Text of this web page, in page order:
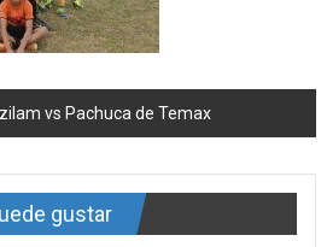
vs Pachuca de Temax
gustar